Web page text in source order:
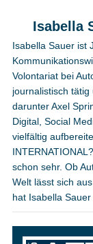
Isabella
Isabella Sauer ist
Volontariat bei
journalistisch
darunter Axel
Digital, Social
vielfältig
schon sehr. Ob
Welt lässt sich
hat Isabella